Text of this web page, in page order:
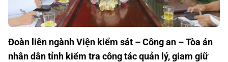
Đoàn liên ngành Viện kiểm sát – Công an – Tòa án
nhân dân tỉnh kiểm tra công tác quản lý, giam giữ